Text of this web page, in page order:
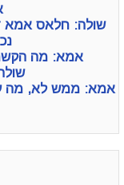
שולה: חלאס אמא
אמא: מה
אמא: ממש לא, מה